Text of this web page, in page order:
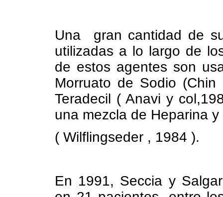
Una gran cantidad de
utilizadas a lo largo de
de estos agentes son
Morruato de Sodio
Teradecil ( Anavi y
una mezcla de Heparina
( Wilflingseder , 1984 ).
En 1991, Seccia y